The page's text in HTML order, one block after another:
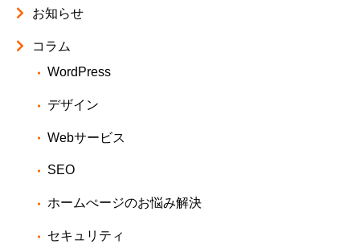
お知らせ
コラム
WordPress
デザイン
Webサービス
SEO
ホームぺージのお悩み解決
セキュリティ